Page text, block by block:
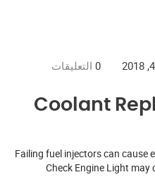
0 التعليقات
Coolant
Failing fuel injectors can cause
Check Engine Light